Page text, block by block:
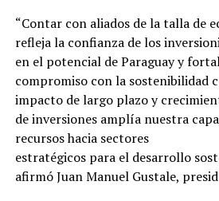
“Contar con aliados de la talla de
refleja la confianza de los
en el potencial de Paraguay y
compromiso con la sostenibilidad
impacto de largo plazo y
de inversiones amplía nuestra
recursos hacia sectores
estratégicos para el desarrollo
afirmó Juan Manuel Gustale,